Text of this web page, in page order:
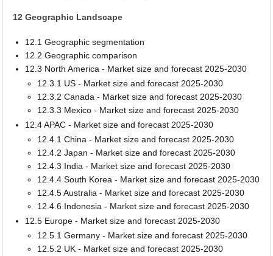
12 Geographic Landscape
12.1 Geographic segmentation
12.2 Geographic comparison
12.3 North America - Market size and forecast 2025-2030
12.3.1 US - Market size and forecast 2025-2030
12.3.2 Canada - Market size and forecast 2025-2030
12.3.3 Mexico - Market size and forecast 2025-2030
12.4 APAC - Market size and forecast 2025-2030
12.4.1 China - Market size and forecast 2025-2030
12.4.2 Japan - Market size and forecast 2025-2030
12.4.3 India - Market size and forecast 2025-2030
12.4.4 South Korea - Market size and forecast 2025-2030
12.4.5 Australia - Market size and forecast 2025-2030
12.4.6 Indonesia - Market size and forecast 2025-2030
12.5 Europe - Market size and forecast 2025-2030
12.5.1 Germany - Market size and forecast 2025-2030
12.5.2 UK - Market size and forecast 2025-2030